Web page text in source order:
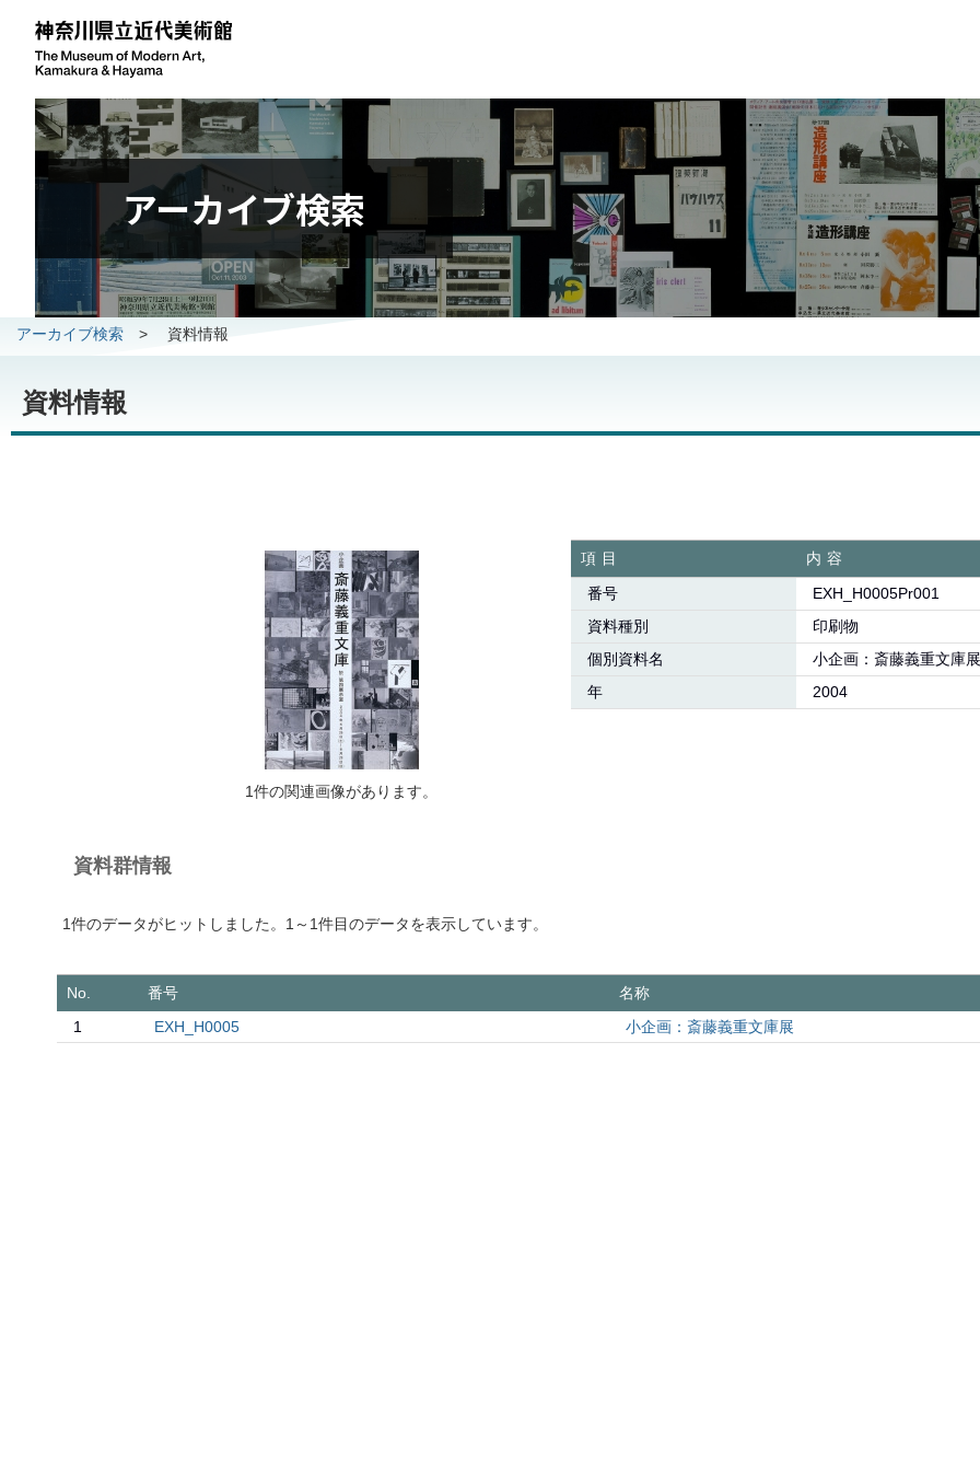
アーカイブ検索
アーカイブ検索 > 資料情報
資料情報
1件の関連画像があります。
項目
内容
番号
EXH_H0005Pr001
資料種別
印刷物
個別資料名
小企画：斎藤義重文庫
年
2004
資料群情報
1件のデータがヒットしました。1～1件目のデータを表示しています。
No. 番号
名称
1
EXH_H0005 小企画：斎藤義重文庫展